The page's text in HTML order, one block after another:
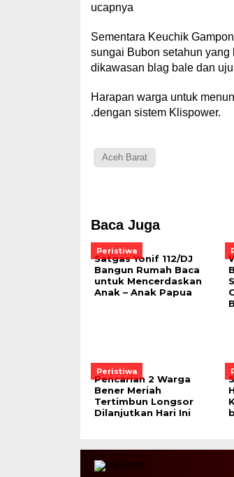
ucapnya
Sementara Keuchik
sungai Bubon setahun
dikawasan blag bale dan
Harapan warga untuk
.dengan sistem Klispower.
Aceh Barat
Baca Juga
Peristiwa
Satgas Yonif 112/DJ
Bangun Rumah Baca
untuk Mencerdaskan
Anak – Anak Papua
Peristiwa
Pencarian 2 Warga
Bener Meriah
Tertimbun Longsor
Dilanjutkan Hari Ini